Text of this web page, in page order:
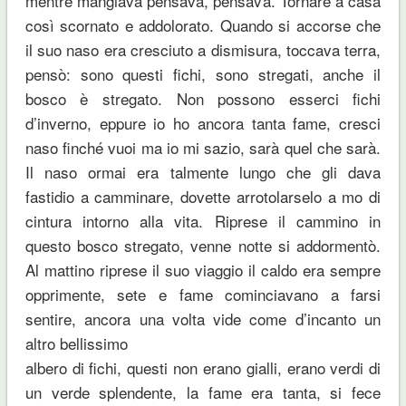
così scornato e addolorato. Quando si accorse che
il suo naso era cresciuto a dismisura, toccava terra,
pensò: sono questi fichi, sono stregati, anche il
bosco è stregato. Non possono esserci fichi
d’inverno, eppure io ho ancora tanta fame, cresci
naso finché vuoi ma io mi sazio, sarà quel che sarà.
Il naso ormai era talmente lungo che gli dava
fastidio a camminare, dovette arrotolarselo a mo di
cintura intorno alla vita. Riprese il cammino in
questo bosco stregato, venne notte si addormentò.
Al mattino riprese il suo viaggio il caldo era sempre
opprimente, sete e fame cominciavano a farsi
sentire, ancora una volta vide come d’incanto un
altro bellissimo
albero di fichi, questi non erano gialli, erano verdi di
un verde splendente, la fame era tanta, si fece